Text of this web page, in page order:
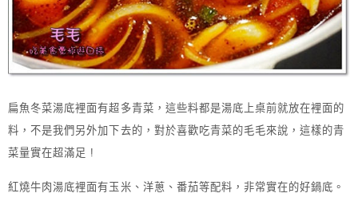
扁魚冬菜湯底裡面有超多青菜，這些料都是湯底上桌前就放在裡面的
料，不是我們另外加下去的，對於喜歡吃青菜的毛毛來說，這樣的青
菜量實在超滿足 !
紅燒牛肉湯底裡面有玉米、洋蔥、番茄等配料，非常實在的好鍋底。